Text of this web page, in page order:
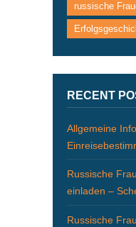
russische
RECENT
Allgemeine
Russische
einladen –
Russische